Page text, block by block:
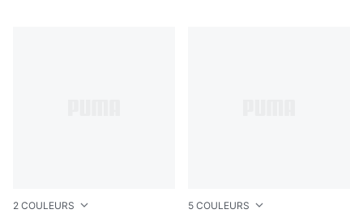
2 COULEURS 5 COULEURS